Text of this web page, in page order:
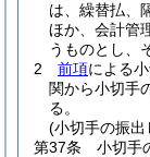
は、繰替払、
ほか、会計管
うものとし、
2
前項による
関から小切手
る。
(小切手の振出
第37条
小切手